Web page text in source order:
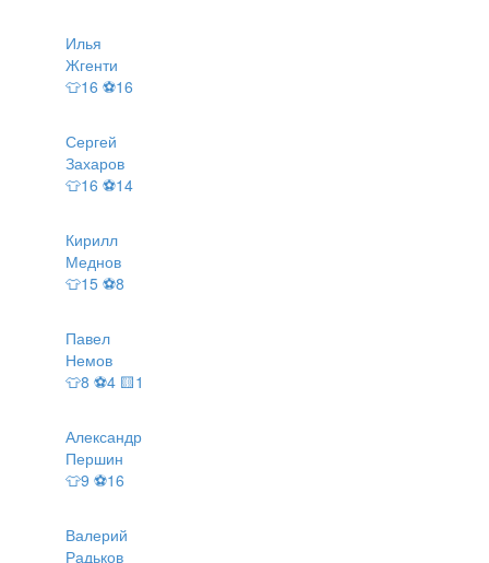
Илья
Жгенти
👕16 ⚽16
Сергей
Захаров
👕16 ⚽14
Кирилл
Меднов
👕15 ⚽8
Павел
Немов
👕8 ⚽4 🟨1
Александр
Першин
👕9 ⚽16
Валерий
Радьков